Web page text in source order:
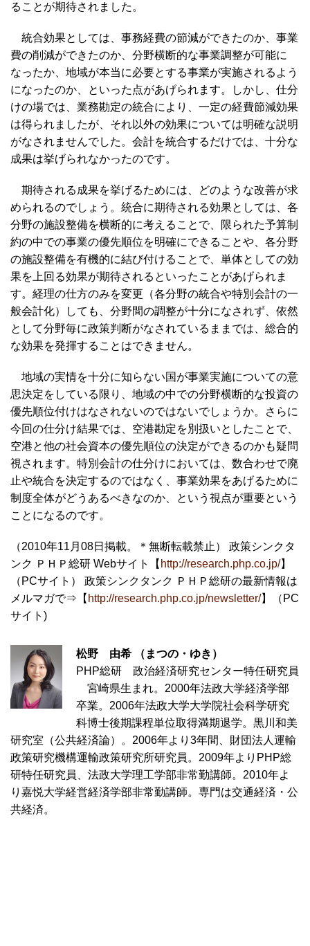
ることが期待されました。
統合効果としては、事務経費の節減ができたのか、事業
費の削減ができたのか、分野横断的な事業調整が可能に
なったか、地域が本当に必要とする事業が実施されるよう
になったのか、といった点があげられます。しかし、仕分
けの場では、業務勘定の統合により、一定の経費節減効果
は得られましたが、それ以外の効果については明確な説明
がなされませんでした。会計を統合するだけでは、十分な
成果は挙げられなかったのです。
期待される成果を挙げるためには、どのような改善が求
められるのでしょう。統合に期待される効果としては、各
分野の施設整備を横断的に考えることで、限られた予算制
約の中での事業の優先順位を明確にできることや、各分野
の施設整備を有機的に結び付けることで、単体としての効
果を上回る効果が期待されるといったことがあげられま
す。経理の仕方のみを変更（各分野の統合や特別会計の一
般会計化）しても、分野間の調整が十分になされず、依然
として分野毎に政策判断がなされているままでは、総合的
な効果を発揮することはできません。
地域の実情を十分に知らない国が事業実施についての意
思決定をしている限り、地域の中での分野横断的な投資の
優先順位付けはなされないのではないでしょうか。さらに
今回の仕分け結果では、空港勘定を別扱いとしたことで、
空港と他の社会資本の優先順位の決定ができるのかも疑問
視されます。特別会計の仕分けにおいては、数合わせで廃
止や統合を決定するのではなく、事業効果をあげるために
制度全体がどうあるべきなのか、という視点が重要という
ことになるのです。
（2010年11月08日掲載。＊無断転載禁止） 政策シンクタ
ンク ＰＨＰ総研 Webサイト【 http://research.php.co.jp/】
（PCサイト） 政策シンクタンク ＰＨＰ総研の最新情報は
メルマガで⇒【 http://research.php.co.jp/newsletter/】（PC
サイト)
松野 由希 （まつの・ゆき）
PHP総研 政治経済研究センター特任研究員
宮崎県生まれ。2000年法政大学経済学部
卒業。2006年法政大学大学院社会科学研究
科博士後期課程単位取得満期退学。黒川和美
研究室（公共経済論）。2006年より3年間、財団法人運輸
政策研究機構運輸政策研究所研究員。2009年よりPHP総
研特任研究員、法政大学理工学部非常勤講師。2010年よ
り嘉悦大学経営経済学部非常勤講師。専門は交通経済・公
共経済。